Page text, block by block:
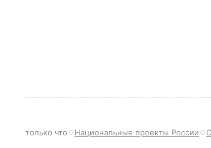
только что Национальные проекты России